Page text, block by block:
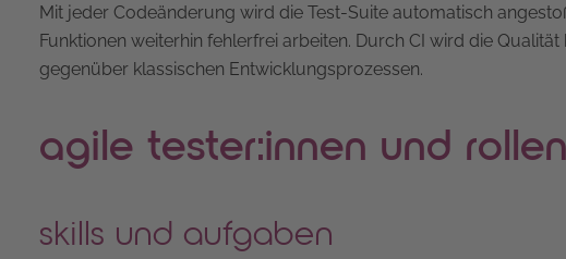
Mit jeder Codeänderung wird die Test-Suite automatisch
Funktionen weiterhin fehlerfrei arbeiten. Durch CI wird die
gegenüber klassischen Entwicklungsprozessen.
agile tester:innen und
skills und aufgaben